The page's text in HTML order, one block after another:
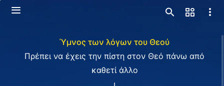
Ύμνος των λόγων του Θεού
Πρέπει να έχεις την πίστη στον Θεό πάνω από
καθετί άλλο